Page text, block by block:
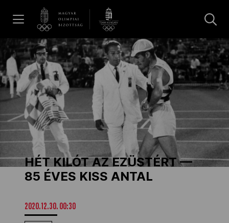
Hírek
Galéria
Dakar 2026
Los Angeles 2028
MOB
HÉT KILÓT AZ EZÜSTÉRT —
85 ÉVES KISS ANTAL
2020.12.30. 00:30